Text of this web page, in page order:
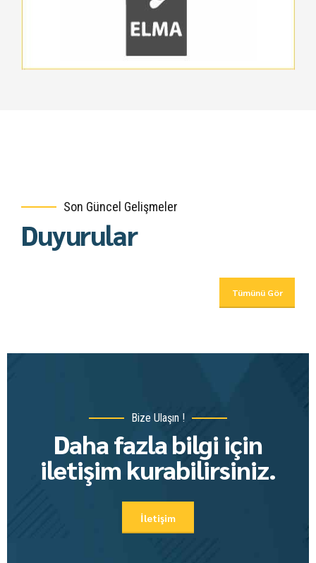
Son Güncel Gelişmeler
Duyurular
Tümünü Gör
Bize Ulaşın !
Daha fazla bilgi için
iletişim kurabilirsiniz.
İletişim